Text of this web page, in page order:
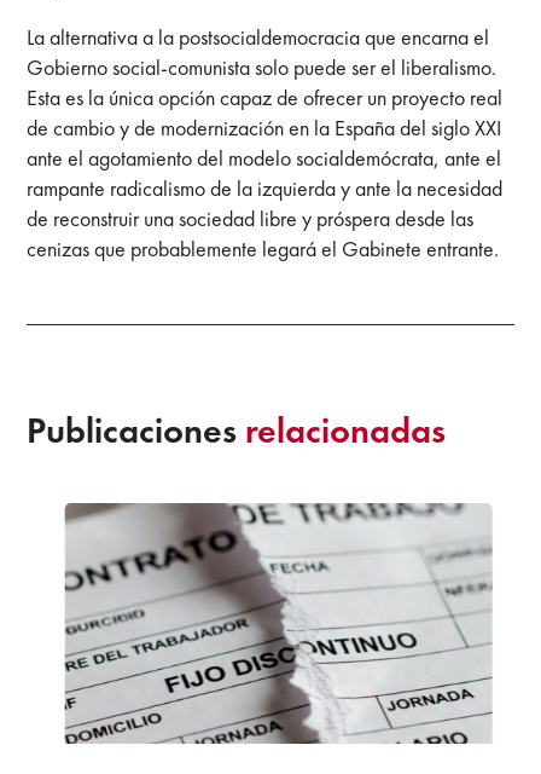
La alternativa a la postsocialdemocracia que encarna el
Gobierno social-comunista solo puede ser el liberalismo.
Esta es la única opción capaz de ofrecer un proyecto real
de cambio y de modernización en la España del siglo XXI
ante el agotamiento del modelo socialdemócrata, ante el
rampante radicalismo de la izquierda y ante la necesidad
de reconstruir una sociedad libre y próspera desde las
cenizas que probablemente legará el Gabinete entrante.
Publicaciones relacionadas